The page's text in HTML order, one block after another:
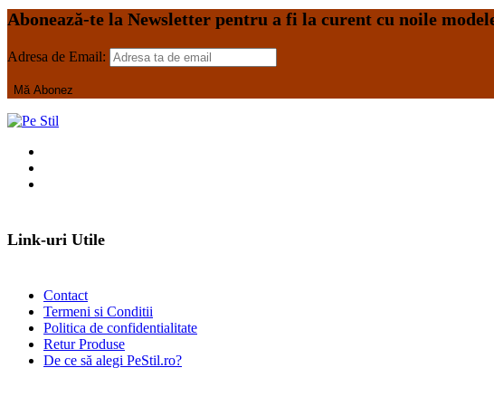
Abonează-te la Newsletter pentru a fi la curent cu noile
Adresa de Email:
Link-uri Utile
Contact
Termeni si Conditii
Politica de confidentialitate
Retur Produse
De ce să alegi PeStil.ro?